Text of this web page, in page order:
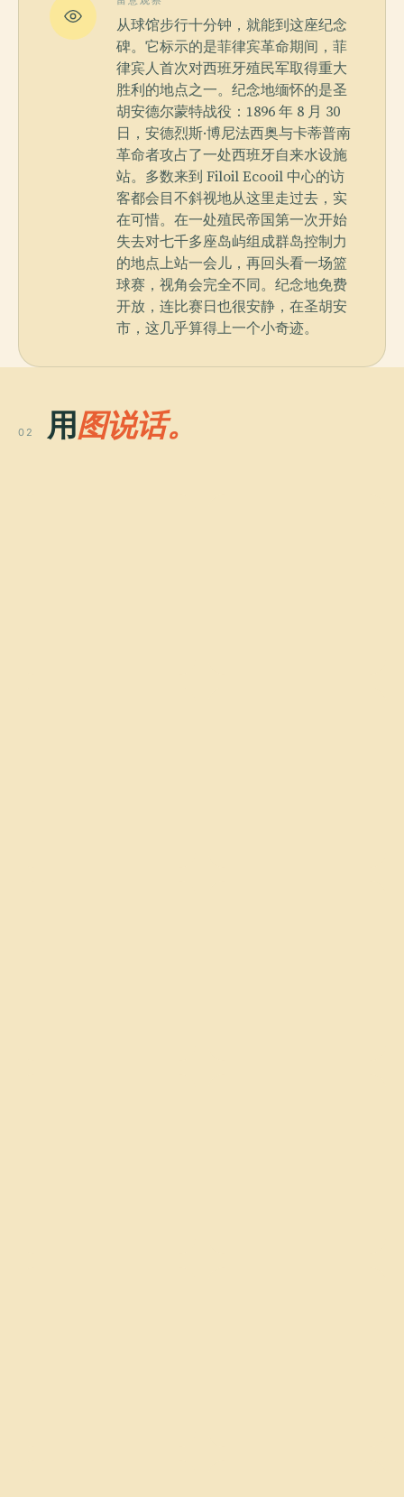
从球馆步行十分钟，就能到这座纪念
碑。它标示的是菲律宾革命期间，菲
律宾人首次对西班牙殖民军取得重大
胜利的地点之一。纪念地缅怀的是圣
胡安德尔蒙特战役：1896 年 8 月 30
日，安德烈斯·博尼法西奥与卡蒂普南
革命者攻占了一处西班牙自来水设施
站。多数来到 Filoil Ecooil 中心的访
客都会目不斜视地从这里走过去，实
在可惜。在一处殖民帝国第一次开始
失去对七千多座岛屿组成群岛控制力
的地点上站一会儿，再回头看一场篮
球赛，视角会完全不同。纪念地免费
开放，连比赛日也很安静，在圣胡安
市，这几乎算得上一个小奇迹。
02 用图说话。